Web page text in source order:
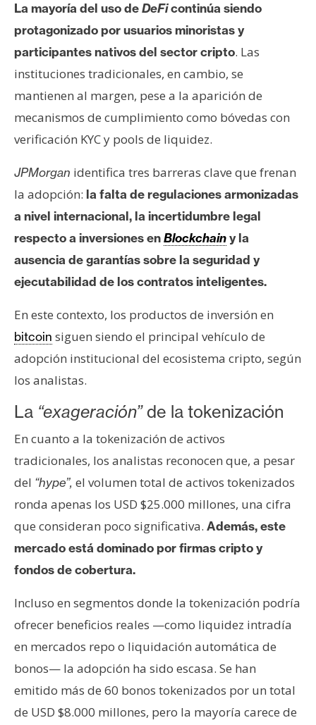
n
s
a
T
e
a
R
e
u
r
o
s
C
n
t
a
t
o
y
P
b
l
c
i
d
a
La mayoría del uso deDeFicontinúa siendo
protagonizado por usuarios minoristas y
participantes nativos del sector cripto. Las
instituciones tradicionales, en cambio, se
mantienen al margen, pese a la aparición de
mecanismos de cumplimiento como bóvedas con
verificación KYC y pools de liquidez.
JPMorgan identifica tres barreras clave que frenan
la adopción: la falta de regulaciones armonizadas
a nivel internacional, la incertidumbre legal
respecto a inversiones enBlockchainy la
ausencia de garantías sobre la seguridad y
ejecutabilidad de los contratos inteligentes.
En este contexto, los productos de inversión en
bitcoin siguen siendo el principal vehículo de
adopción institucional del ecosistema cripto, según
los analistas.
La “exageración”de la tokenización
En cuanto a la tokenización de activos
tradicionales, los analistas reconocen que, a pesar
del “hype”, el volumen total de activos tokenizados
ronda apenas los USD $25.000 millones, una cifra
que consideran poco significativa. Además, este
mercado está dominado por firmas cripto y
fondos de cobertura.
Incluso en segmentos donde la tokenización podría
ofrecer beneficios reales —como liquidez intradía
en mercados repo o liquidación automática de
bonos— la adopción ha sido escasa. Se han
emitido más de 60 bonos tokenizados por un total
de USD $8.000 millones, pero la mayoría carece de